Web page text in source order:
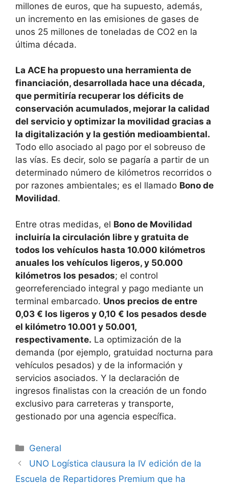
millones de euros, que ha supuesto, además,
un incremento en las emisiones de gases de
unos 25 millones de toneladas de CO2 en la
última década.
La ACE ha propuesto una herramienta de
financiación, desarrollada hace una década,
que permitiría recuperar los déficits de
conservación acumulados, mejorar la calidad
del servicio y optimizar la movilidad gracias a
la digitalización y la gestión medioambiental.
Todo ello asociado al pago por el sobreuso de
las vías. Es decir, solo se pagaría a partir de un
determinado número de kilómetros recorridos o
por razones ambientales; es el llamado Bono de
Movilidad.
Entre otras medidas, el Bono de Movilidad
incluiría la circulación libre y gratuita de
todos los vehículos hasta 10.000 kilómetros
anuales los vehículos ligeros, y 50.000
kilómetros los pesados; el control
georreferenciado integral y pago mediante un
terminal embarcado. Unos precios de entre
0,03 € los ligeros y 0,10 € los pesados desde
el kilómetro 10.001 y 50.001,
respectivamente. La optimización de la
demanda (por ejemplo, gratuidad nocturna para
vehículos pesados) y de la información y
servicios asociados. Y la declaración de
ingresos finalistas con la creación de un fondo
exclusivo para carreteras y transporte,
gestionado por una agencia específica.
Categorías
General
Navegación
de
UNO Logística clausura la IV edición de la
Escuela de Repartidores Premium que ha